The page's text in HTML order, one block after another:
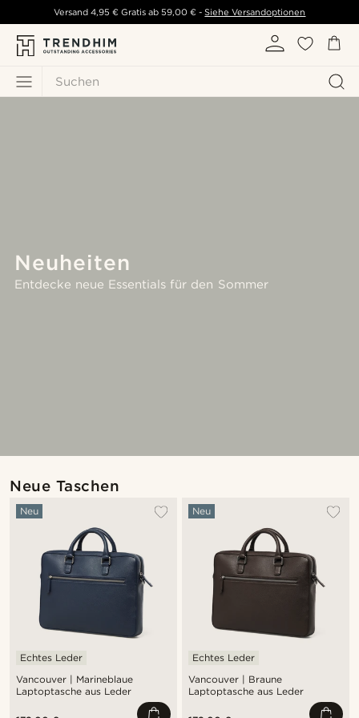
Suchen
Versand 4,95 € Gratis ab 59,00 € - Siehe Versandoptionen
Neuheiten
Entdecke neue Essentials für den Sommer
Neue Taschen
Vancouver | Marineblaue
Laptoptasche aus Leder
Neu
Echtes Leder
Vancouver | Braune
Laptoptasche aus Leder
Neu
Echtes Leder